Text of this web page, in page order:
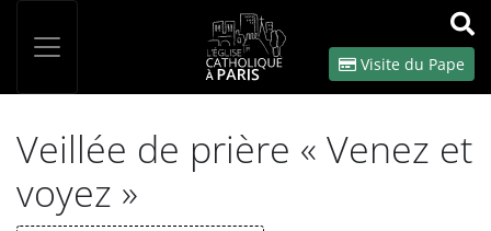
OK
Visite du Pape
Veillée de prière « Venez et
voyez »
Panneau de gestion des cookies